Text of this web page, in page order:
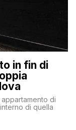
in fin di
di
di quella